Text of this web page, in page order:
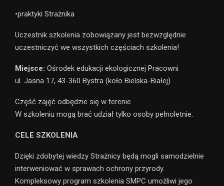
•praktyki Strażnika
Uczestnik szkolenia zobowiązany jest bezwzględnie
uczestniczyć we wszystkich częściach szkolenia!
Miejsce: Ośrodek edukacji ekologicznej Pracowni
ul. Jasna 17, 43-360 Bystra (koło Bielska-Białej)
Część zajęć odbędzie się w terenie.
W szkoleniu mogą brać udział tylko osoby pełnoletnie.
CELE SZKOLENIA
Dzięki zdobytej wiedzy Strażnicy będą mogli samodzielnie
interweniować w sprawach ochrony przyrody.
Kompleksowy program szkolenia SMPC umożliwi jego